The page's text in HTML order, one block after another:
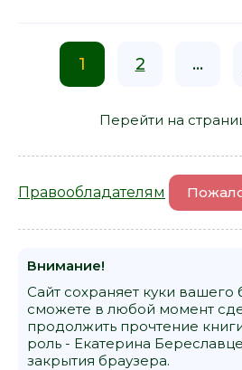
1 2 ...
Перейти на
Правообладателям
Внимание!
Сайт сохраняет куки вашего
сможете в любой момент
продолжить прочтение
роль - Екатерина
закрытия браузера.